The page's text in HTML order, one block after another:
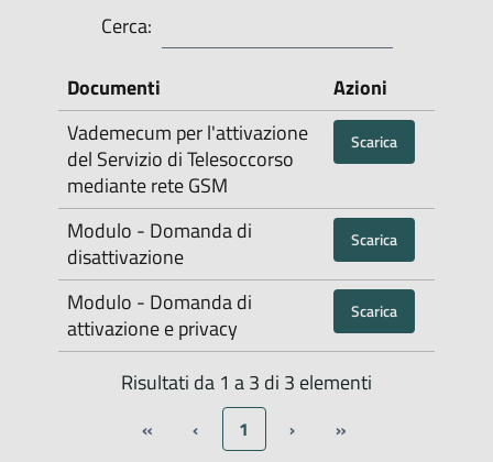
Cerca:
Documenti
Azioni
Vademecum per l'attivazione
del Servizio di Telesoccorso
mediante rete GSM
Scarica
Modulo - Domanda di
disattivazione
Scarica
Modulo - Domanda di
attivazione e privacy
Scarica
Risultati da 1 a 3 di 3 elementi
« ‹ 1 › »